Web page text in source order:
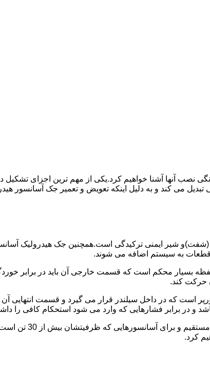
نصب آنها آشنا خواهیم کرد.یکی از مهم ترین اجزای
تبدیل می کند و به دلیل اینکه تعویض و تعمیر جک آسانسور
شیر ایمنی ترکیدگی است.همچنین جک هیدرولیک
به سیستم اضافه می شوند.
بسیار محکم است که قسمت خارجی آن باید در برابر
حرکت کند.
است که در داخل سیلندر قرار می گیرد و قسمت
و در برابر فشارهایی که وارد می شود استحکام کافی را
برای
کرد.